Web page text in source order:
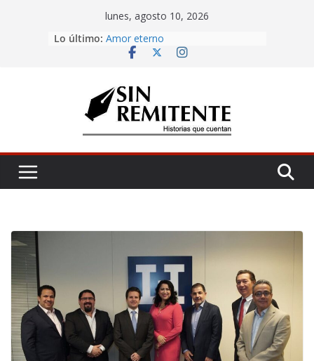
lunes, agosto 10, 2026
Lo último: Misa de 12
Amor eterno
La Carta